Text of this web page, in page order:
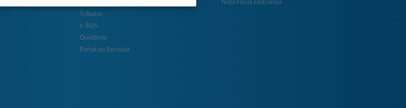
Tributos
e-SUS
Ouvidoria
Portal do Servidor
Nota Fiscal Eletrônica